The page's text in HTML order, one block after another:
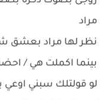
مراد
نظر لها مراد بعشق
بينما اكملت هي /
لو قولتلك سبني